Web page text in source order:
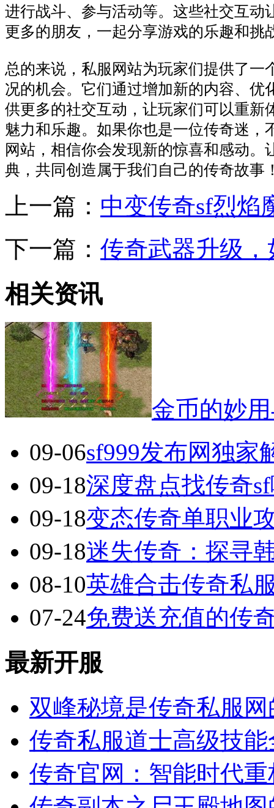
进行战斗、参与活动等。这些社交互动
更多的朋友，一起分享游戏的乐趣和挑
总的来说，私服网站为玩家们提供了一
况的机会。它们通过增加新的内容、优
供更多的社交互动，让玩家们可以重新
魅力和乐趣。如果你也是一位传奇迷，
网站，相信你会发现新的惊喜和感动。
典，共同创造属于我们自己的传奇故事
上一篇： 中变传奇sf烈焰
下一篇： 传奇武器升级
相关资讯
金币的妙
09-06sf999发布网独家
09-18深度盘点找传奇
09-18变态传奇单职业
09-18迷失传奇：探寻
08-10英雄合击传奇私
07-24免费送充值的传
最新开服
双峰秘境是传奇私服
传奇私服道士高级技
传奇官网：智能时代